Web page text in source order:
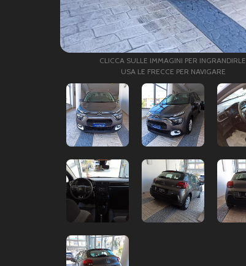
CLICCA SULLE IMMAGINI PER INGRANDIRLE,
USA LE FRECCE PER NAVIGARE